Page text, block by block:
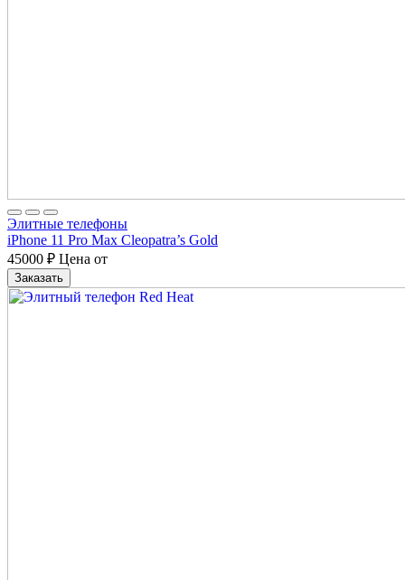
Элитные телефоны
iPhone 11 Pro Max Cleopatra’s Gold
45000 ₽ Цена от
Заказать